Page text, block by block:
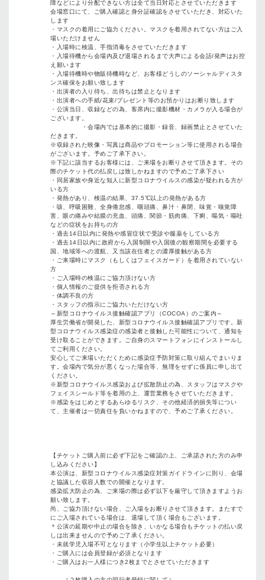
障などにより分配できない方は全て当日対応とさせていただきます
会場窓口にて、ご購入確認と身分証確認をさせていただき、対応いた
します
・マスクの着用にご協力ください。マスクを着用されてない方はご入
場いただけません
・入場時に検温、手指消毒をさせていただきます
・入場待機から会場内及び退場されるまで大声による会話/発声はお控
え願います
・入場待機時や物販待機時など、お客様どうしのソーシャルディスタ
ンス確保をお願い致します
・出演者の入り待ち、出待ちは禁止となります
・出演者への手紙/花束/プレゼント等のお預かりはお断り致します
・公演当日、収録などの為、客席内に撮影機材・カメラが入る場合が
ございます。
・会場内では基本的に撮影・録音、録画禁止とさせていた
だきます。
※収録された映像・写真は商品やプロモーション等に使用される場合
がございます。予めご了承下さい。
※下記に該当するお客様には、ご来場をお断りさせて頂きます。その
際のチケット代の払戻しは致しかねますので予めご了承下さい
・同居家族や身近な知人に新型コロナウイルスの感染が疑われる方が
いる方
・発熱があり、検温の結果、37.5℃以上の発熱がある方
・咳、呼吸困難、全身倦怠感、咽頭痛、⿐汁・⿐閉、味覚・嗅覚障
害、眼の痛みや結膜の充血、頭痛、関節・筋肉痛、下痢、嘔気・嘔吐
などの症状をお持ちの方
・過去14日以内に発熱や感冒症状で受診や服薬をしている方
・過去14日以内に政府から入国制限や入国後の観察期間を必要する
国、地域等への渡航、又当該在住者との濃厚接触がある方
・ご来場時にマスク（もしくはフェイスガード）を着用されていない
方
・ご入場時の検温にご協力頂けない方
・個人情報のご提供を拒否される方
・体調不良の方
・スタッフの指示にご協力いただけない方
～新型コロナウイルス接触確認アプリ（COCOA）のご案内～
厚生労働省が開発した、新型コロナウイルス接触確認アプリです。新
型コロナウイルス感染症の感染者と接触した可能性について、通知を
受け取ることができます。ご自身のスマートフォンにインストールし
てご利用ください。
安心してご来場いただくために感染症予防対策に取り組んでまいりま
す。会場内で気分が悪くなった場合等、無理をせずに係員に申し出て
ください。
※新型コロナウイルス感染および拡散防止の為、スタッフはマスクや
フェイスシールド等を着用の上、運営業務をさせていただきます。
※感染をはじめとするあらゆるリスク、その他経済的損失等につい
て、主催者は一切責任を負いかねますので、予めご了承ください。
【チケットご購入前に必ず下記をご確認の上、ご承諾された方のみ申
し込みください】
本公演は、新型コロナウイルス感染症対策ガイドラインに則り、会場
と協議した収容人数での開催となります。
感染拡大防止の為、ご来場の際は必ず以下を厳守して頂きますようお
願い致します。
尚、ご協力頂けない場合、ご入場をお断りさせて頂きます。またすで
にご入場されている場合は、退場して頂く場合もございます。
＊公演の延期や中止の場合を除き、いかなる場合もチケットの払い戻
しは出来ませんので予めご了承ください。
・未就学児入場不可となります（小学生以上チケット必要）
・ご購入には会員登録が必須となります
・ご購入はお一人様につき2枚までとさせていただきます